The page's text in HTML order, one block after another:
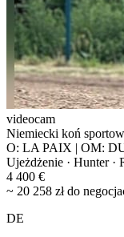
videocam
Niemiecki koń
O: LA PAIX | OM:
Ujeżdżenie · Hunter ·
4 400 €
~ 20 258 zł do
DE